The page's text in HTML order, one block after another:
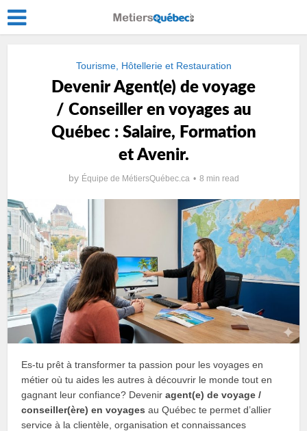
Tourisme, Hôtellerie et Restauration
Devenir Agent(e) de voyage
/ Conseiller en voyages au
Québec : Salaire, Formation
et Avenir.
by Équipe de MétiersQuébec.ca 8 min read
Es-tu prêt à transformer ta passion pour les voyages en
métier où tu aides les autres à découvrir le monde tout en
gagnant leur confiance? Deveniragent(e) de voyage /
conseiller(ère) en voyages au Québec te permet d’allier
service à la clientèle, organisation et connaissances